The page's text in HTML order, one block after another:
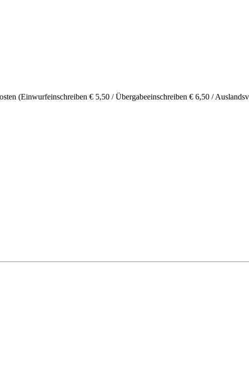
(Einwurfeinschreiben € 5,50 / Übergabeeinschreiben € 6,50 /